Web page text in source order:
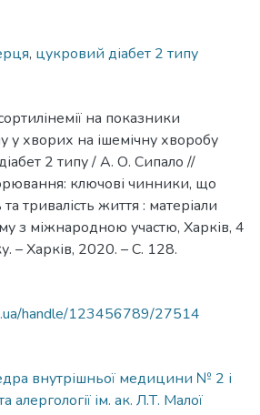
, цукровий діабет 2 типу
на показники
у хворих на ішемічну хворобу
2 типу / А. О. Сипало //
ключові чинники, що
тривалість життя : матеріали
з міжнародною участю, Харків, 4
– Харків, 2020. – С. 128.
handle/123456789/27514
внутрішньої медицини № 2 і
алергології ім. ак. Л.Т. Малої